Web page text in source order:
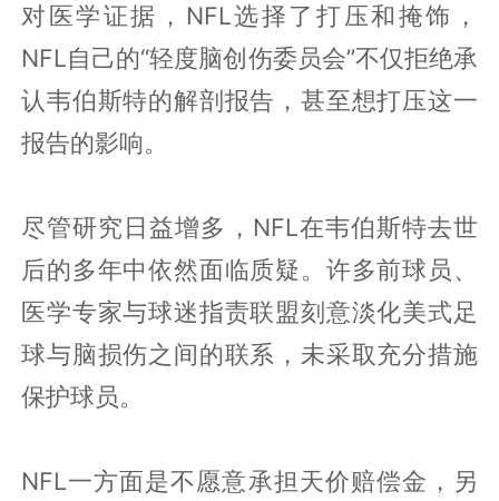
对医学证据，NFL选择了打压和掩饰，
NFL自己的“轻度脑创伤委员会”不仅拒绝承
认韦伯斯特的解剖报告，甚至想打压这一
报告的影响。
尽管研究日益增多，NFL在韦伯斯特去世
后的多年中依然面临质疑。许多前球员、
医学专家与球迷指责联盟刻意淡化美式足
球与脑损伤之间的联系，未采取充分措施
保护球员。
NFL一方面是不愿意承担天价赔偿金，另